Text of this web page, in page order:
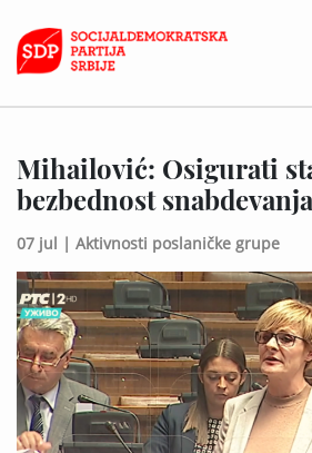
Mihailović: Osigurati
bezbednost
07 jul | Aktivnosti poslaničke grupe